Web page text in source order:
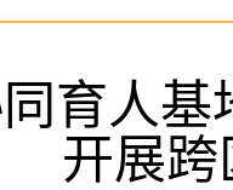
育人
开展